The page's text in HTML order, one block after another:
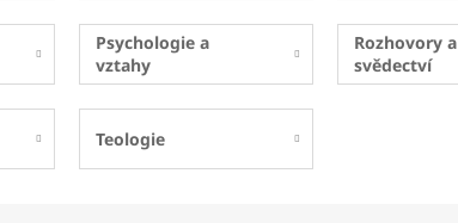
Psychologie a
vztahy
Rozhovory a
svědectví
Teologie